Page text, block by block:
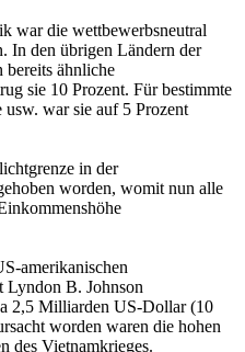
war die wettbewerbsneutral
In den übrigen Ländern der
bereits ähnliche
sie 10 Prozent. Für bestimmte
war sie auf 5 Prozent
in der
worden, womit nun alle
amerikanischen
Lyndon B. Johnson
2,5 Milliarden US-Dollar (10
worden waren die hohen
des Vietnamkrieges.